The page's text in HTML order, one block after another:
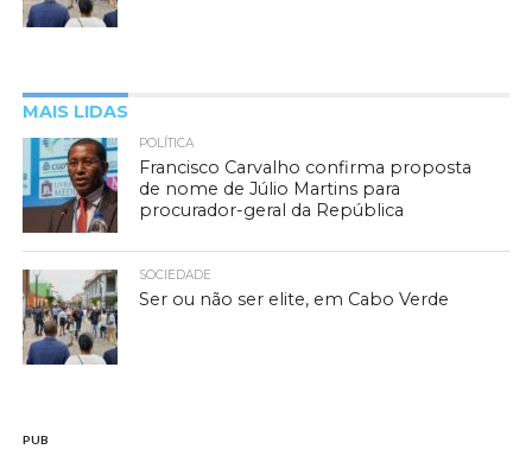
MAIS LIDAS
POLÍTICA
Francisco Carvalho confirma proposta
de nome de Júlio Martins para
procurador-geral da República
SOCIEDADE
Ser ou não ser elite, em Cabo Verde
PUB